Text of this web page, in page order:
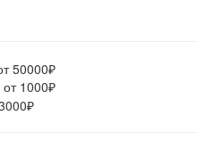
50000₽
от 1000₽